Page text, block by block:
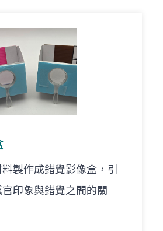
製作成錯覺影像盒，引
印象與錯覺之間的關